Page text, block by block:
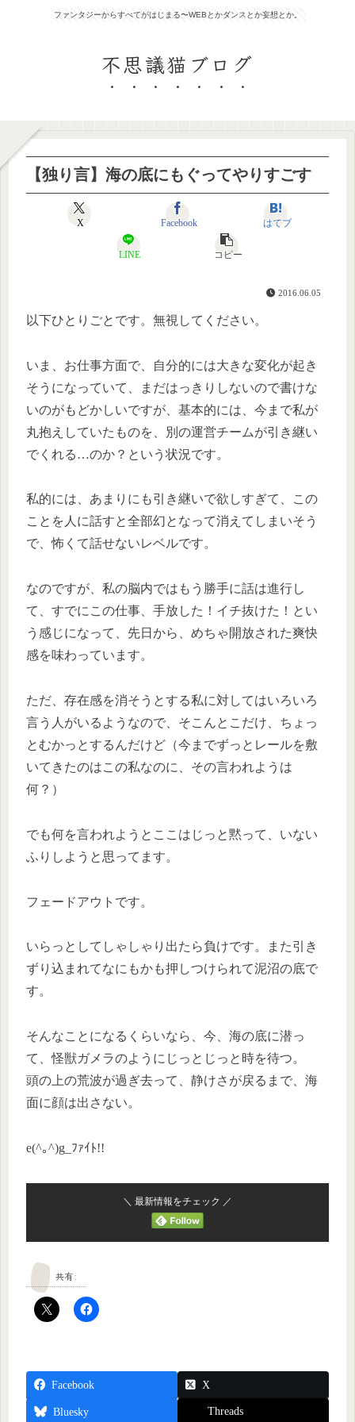
ファンタジーからすべてがはじまる〜WEBとかダンスとか妄想とか。
不思議猫ブログ
【独り言】海の底にもぐってやりすごす
X Facebook はてブ
LINE コピー
2016.06.05
以下ひとりごとです。無視してください。
いま、お仕事方面で、自分的には大きな変化が起き
そうになっていて、まだはっきりしないので書けな
いのがもどかしいですが、基本的には、今まで私が
丸抱えしていたものを、別の運営チームが引き継い
でくれる…のか？という状況です。
私的には、あまりにも引き継いで欲しすぎて、この
ことを人に話すと全部幻となって消えてしまいそう
で、怖くて話せないレベルです。
なのですが、私の脳内ではもう勝手に話は進行し
て、すでにこの仕事、手放した！イチ抜けた！とい
う感じになって、先日から、めちゃ開放された爽快
感を味わっています。
ただ、存在感を消そうとする私に対してはいろいろ
言う人がいるようなので、そこんとこだけ、ちょっ
とむかっとするんだけど（今までずっとレールを敷
いてきたのはこの私なのに、その言われようは
何？）
でも何を言われようとここはじっと黙って、いない
ふりしようと思ってます。
フェードアウトです。
いらっとしてしゃしゃり出たら負けです。また引き
ずり込まれてなにもかも押しつけられて泥沼の底で
す。
そんなことになるくらいなら、今、海の底に潜っ
て、怪獣ガメラのようにじっとじっと時を待つ。
頭の上の荒波が過ぎ去って、静けさが戻るまで、海
面に顔は出さない。
e(^｡^)g_ﾌｧｲﾄ!!
＼ 最新情報をチェック ／
共有:
Facebook X
Bluesky Threads